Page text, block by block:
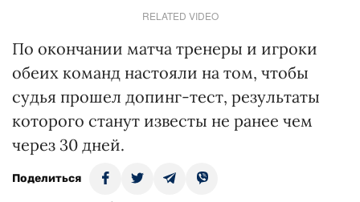
RELATED VIDEO
По окончании матча тренеры и игроки
обеих команд настояли на том, чтобы
судья прошел допинг-тест, результаты
которого станут известы не ранее чем
через 30 дней.
Поделиться